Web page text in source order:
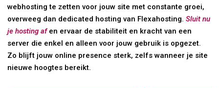
webhosting te zetten voor jouw site met constante groei,
overweeg dan dedicated hosting van Flexahosting.Sluit nu
je hosting afen ervaar de stabiliteit en kracht van een
server die enkel en alleen voor jouw gebruik is opgezet.
Zo blijft jouw online presence sterk, zelfs wanneer je site
nieuwe hoogtes bereikt.